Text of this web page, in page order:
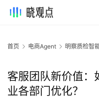
首页 电商Agent 明察质检智
客服团队新价值：
业各部门优化？